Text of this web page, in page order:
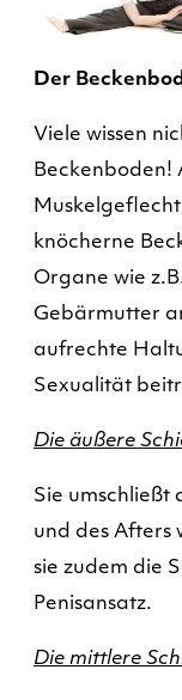
Der
Viele wissen
Beckenboden!
knöcherne
Organe wie
Gebärmutter
aufrechte
Sexualität
Die äußere
Sie umschließt
und des Afters
sie zudem die
Penisansatz.
Die mittlere